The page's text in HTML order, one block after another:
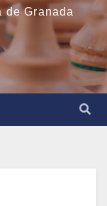
de Granada